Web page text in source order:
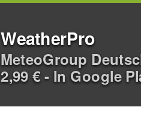
WeatherPro
MeteoGroup
2,99 € - In Google